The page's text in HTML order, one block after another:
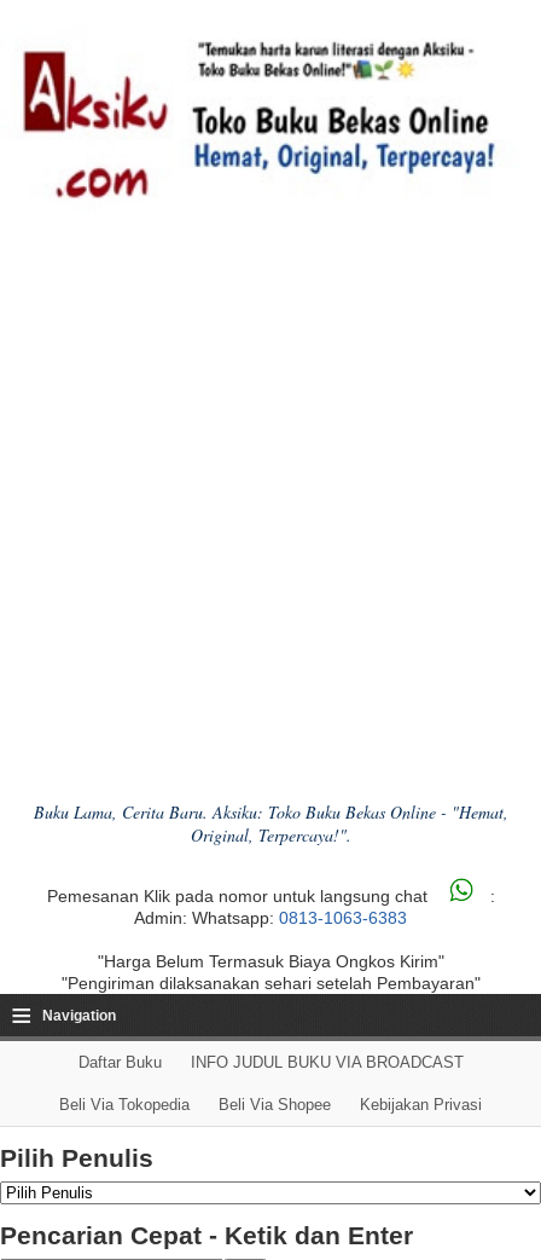
Buku Lama, Cerita Baru. Aksiku: Toko Buku Bekas Online - "Hemat,
Original, Terpercaya!".
Pemesanan Klik pada nomor untuk langsung chat
:
Admin: Whatsapp: 0813-1063-6383
"Harga Belum Termasuk Biaya Ongkos Kirim"
"Pengiriman dilaksanakan sehari setelah Pembayaran"
≡ Navigation
Daftar Buku INFO JUDUL BUKU VIA BROADCAST
Beli Via Tokopedia Beli Via Shopee Kebijakan Privasi
Pilih Penulis
Pencarian Cepat - Ketik dan Enter